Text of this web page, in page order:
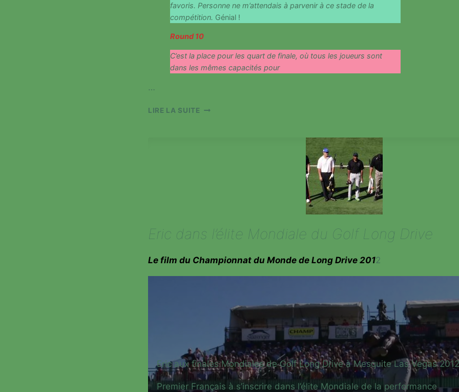
favoris. Personne ne m’attendais à parvenir à ce stade de la
compétition. Génial !
Round 10
C’est la place pour les quart de finale, où tous les joueurs sont
dans les mêmes capacités pour
…
LIRE LA SUITE ERIC
Eric dans l’élite Mondiale du Golf Long Drive
Le film du Championnat du Monde de Long Drive 2012
Eric aux finales Mondiales de Golf Long Drive à Mesquite Las Vegas 2012
Premier Français à s’inscrire dans l’élite Mondiale de la performance